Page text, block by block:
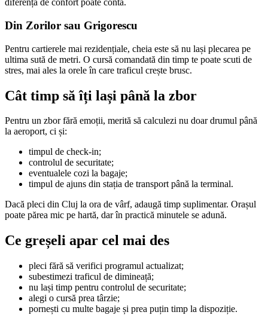
diferența de confort poate conta.
Din Zorilor sau Grigorescu
Pentru cartierele mai rezidențiale, cheia este să nu lași plecarea pe
ultima sută de metri. O cursă comandată din timp te poate scuti de
stres, mai ales la orele în care traficul crește brusc.
Cât timp să îți lași până la zbor
Pentru un zbor fără emoții, merită să calculezi nu doar drumul până
la aeroport, ci și:
timpul de check-in;
controlul de securitate;
eventualele cozi la bagaje;
timpul de ajuns din stația de transport până la terminal.
Dacă pleci din Cluj la ora de vârf, adaugă timp suplimentar. Orașul
poate părea mic pe hartă, dar în practică minutele se adună.
Ce greșeli apar cel mai des
pleci fără să verifici programul actualizat;
subestimezi traficul de dimineață;
nu lași timp pentru controlul de securitate;
alegi o cursă prea târzie;
pornești cu multe bagaje și prea puțin timp la dispoziție.